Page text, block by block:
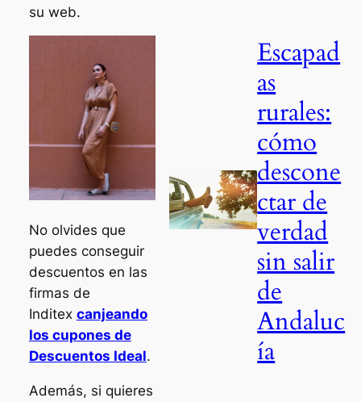
su web.
No olvides que
puedes conseguir
descuentos en las
firmas de
Inditex canjeando
los cupones de
Descuentos Ideal.
Además, si quieres
Escapad
as
rurales:
cómo
descone
ctar de
verdad
sin salir
de
Andaluc
ía